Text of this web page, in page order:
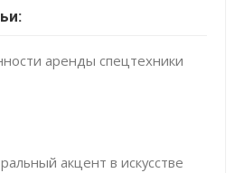
аренды спецтехники
акцент в искусстве